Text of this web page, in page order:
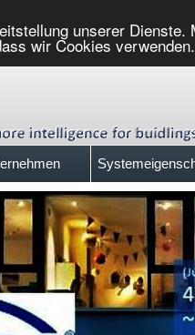
unserer
wir Cookies